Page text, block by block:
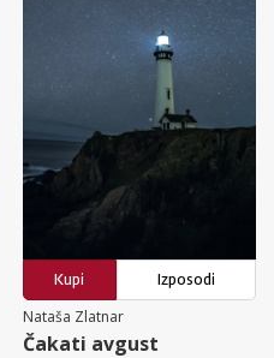
Kupi
Izposodi
Nataša Zlatnar
Čakati avgust